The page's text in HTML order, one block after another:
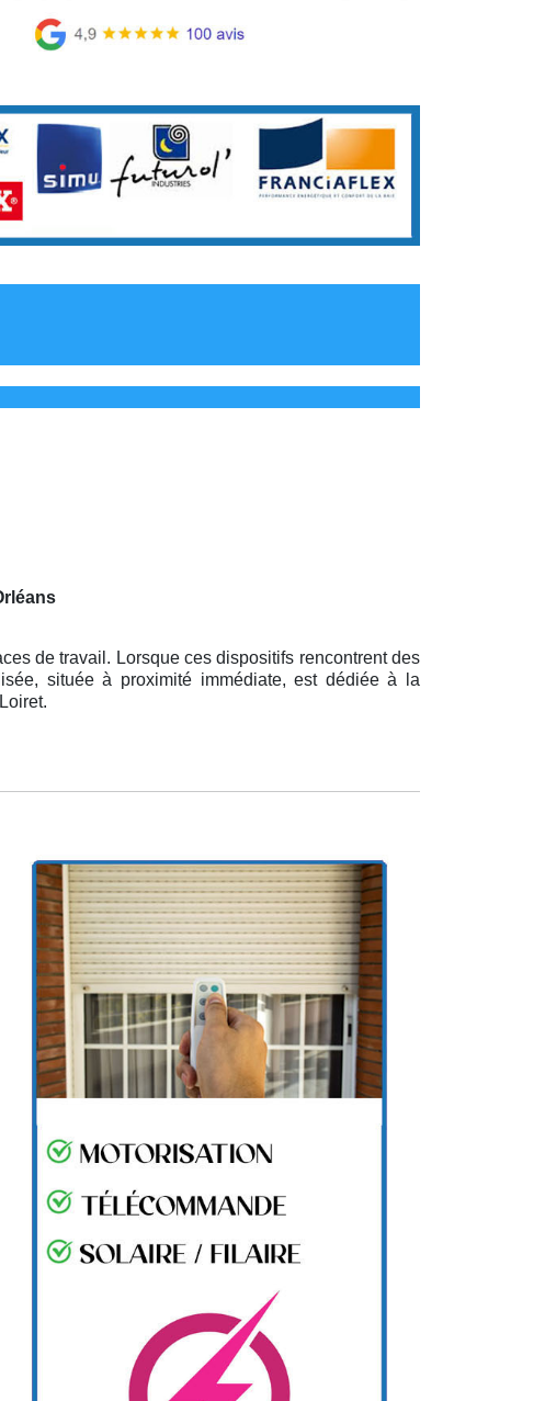
de travail. Lorsque ces dispositifs rencontrent des
située à proximité immédiate, est dédiée à la